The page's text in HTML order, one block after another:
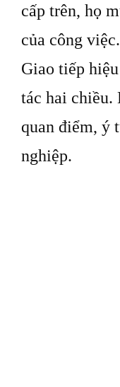
cấp trên, họ
của công việc.
Giao tiếp
tác hai chiều.
quan điểm, ý
nghiệp.